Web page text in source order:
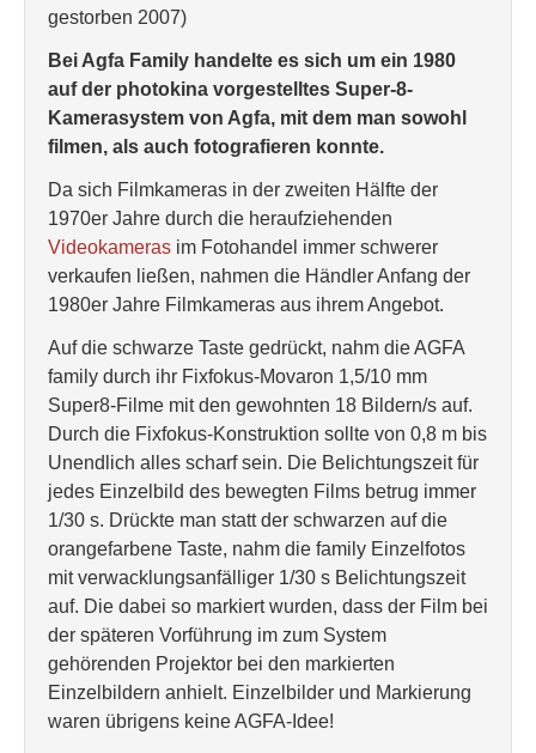
gestorben 2007)
Bei Agfa Family handelte es sich um ein 1980
auf der photokina vorgestelltes Super-8-
Kamerasystem von Agfa, mit dem man sowohl
filmen, als auch fotografieren konnte.
Da sich Filmkameras in der zweiten Hälfte der
1970er Jahre durch die heraufziehenden
Videokameras im Fotohandel immer schwerer
verkaufen ließen, nahmen die Händler Anfang der
1980er Jahre Filmkameras aus ihrem Angebot.
Auf die schwarze Taste gedrückt, nahm die AGFA
family durch ihr Fixfokus-Movaron 1,5/10 mm
Super8-Filme mit den gewohnten 18 Bildern/s auf.
Durch die Fixfokus-Konstruktion sollte von 0,8 m bis
Unendlich alles scharf sein. Die Belichtungszeit für
jedes Einzelbild des bewegten Films betrug immer
1/30 s. Drückte man statt der schwarzen auf die
orangefarbene Taste, nahm die family Einzelfotos
mit verwacklungsanfälliger 1/30 s Belichtungszeit
auf. Die dabei so markiert wurden, dass der Film bei
der späteren Vorführung im zum System
gehörenden Projektor bei den markierten
Einzelbildern anhielt. Einzelbilder und Markierung
waren übrigens keine AGFA-Idee!